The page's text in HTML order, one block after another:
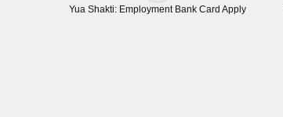
Yua Shakti: Employment Bank Card Apply